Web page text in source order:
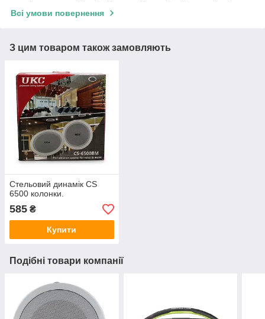
Всі умови повернення
З цим товаром також замовляють
Стельовий динамік CS
6500 колонки.
585 ₴
Купити
Подібні товари компанії